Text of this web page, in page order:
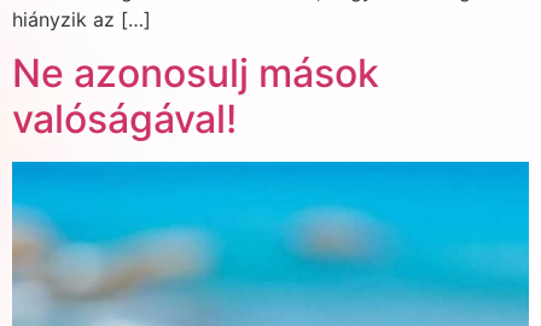
hiányzik az […]
Ne azonosulj mások
valóságával!